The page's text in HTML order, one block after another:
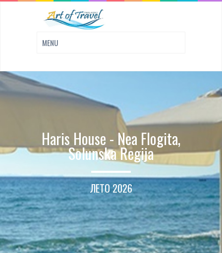
Haris House - Nea Flogita,
Solunska Regija
ЛЕТО 2026